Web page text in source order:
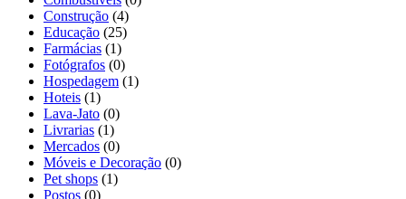
Construção (4)
Educação (25)
Farmácias (1)
Fotógrafos (0)
Hospedagem (1)
Hoteis (1)
Lava-Jato (0)
Livrarias (1)
Mercados (0)
Móveis e Decoração (0)
Pet shops (1)
Postos (0)